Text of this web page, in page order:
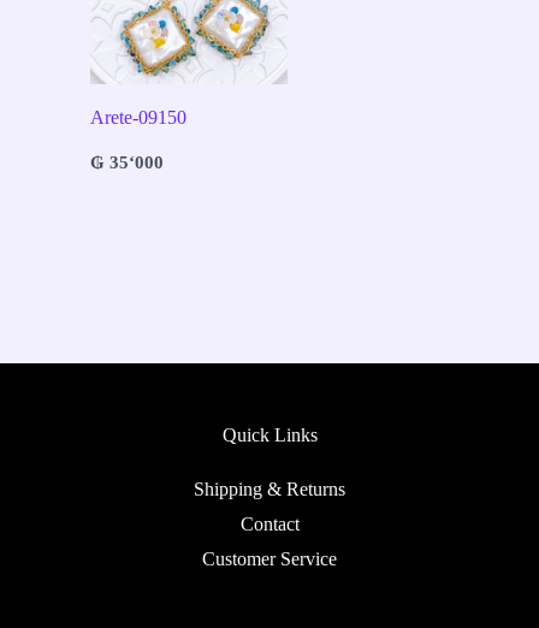
Arete-09150
₲35‘000
Quick Links
Shipping & Returns
Contact
Customer Service